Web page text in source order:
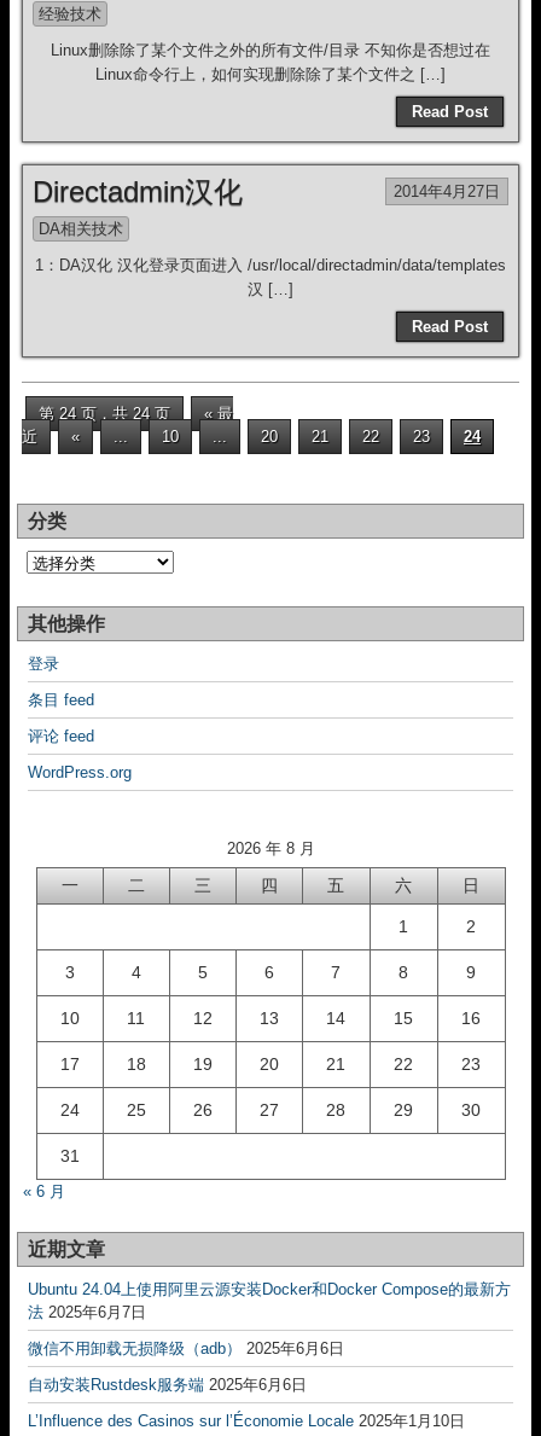
经验技术
Linux删除除了某个文件之外的所有文件/目录 不知你是否想过在
Linux命令行上，如何实现删除除了某个文件之 […]
Read Post
Directadmin汉化 2014年4月27日
DA相关技术
1：DA汉化 汉化登录页面进入 /usr/local/directadmin/data/templates
汉 […]
Read Post
第 24 页，共 24 页
« 最
近
« ... 10 ... 20 21 22 23 24
分类
分
类
其他操作
登录
条目 feed
评论 feed
WordPress.org
2026 年 8 月
一 二 三 四 五 六 日
1 2
3 4 5 6 7 8 9
10 11 12 13 14 15 16
17 18 19 20 21 22 23
24 25 26 27 28 29 30
31
« 6 月
近期文章
Ubuntu 24.04上使用阿里云源安装Docker和Docker Compose的最新方
法 2025年6月7日
微信不用卸载无损降级（adb）
2025年6月6日
自动安装Rustdesk服务端 2025年6月6日
L’Influence des Casinos sur l’Économie Locale 2025年1月10日